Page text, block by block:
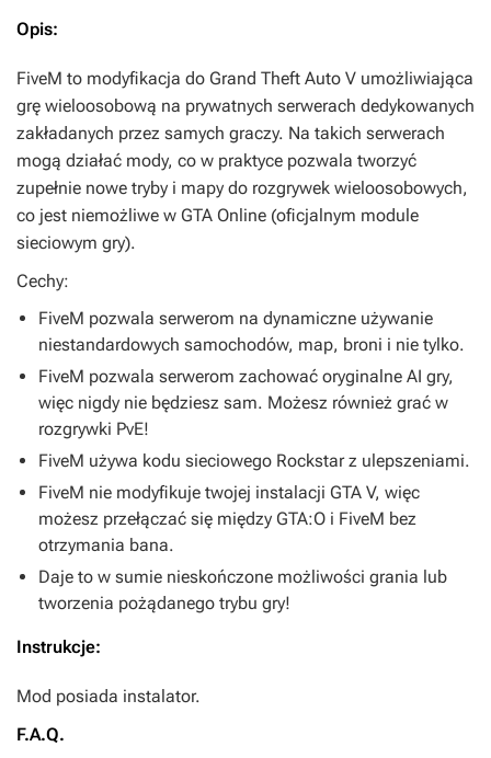
Opis:
FiveM to modyfikacja do Grand Theft Auto V umożliwiająca
grę wieloosobową na prywatnych serwerach dedykowanych
zakładanych przez samych graczy. Na takich serwerach
mogą działać mody, co w praktyce pozwala tworzyć
zupełnie nowe tryby i mapy do rozgrywek wieloosobowych,
co jest niemożliwe w GTA Online (oficjalnym module
sieciowym gry).
Cechy:
FiveM pozwala serwerom na dynamiczne używanie
niestandardowych samochodów, map, broni i nie tylko.
FiveM pozwala serwerom zachować oryginalne AI gry,
więc nigdy nie będziesz sam. Możesz również grać w
rozgrywki PvE!
FiveM używa kodu sieciowego Rockstar z ulepszeniami.
FiveM nie modyfikuje twojej instalacji GTA V, więc
możesz przełączać się między GTA:O i FiveM bez
otrzymania bana.
Daje to w sumie nieskończone możliwości grania lub
tworzenia pożądanego trybu gry!
Instrukcje:
Mod posiada instalator.
F.A.Q.